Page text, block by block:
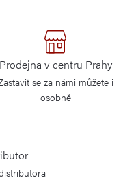
Prodejna v centru Prahy
se za námi můžete i
osobně